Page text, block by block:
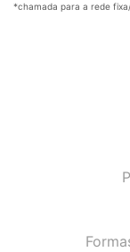
*chamada para a rede